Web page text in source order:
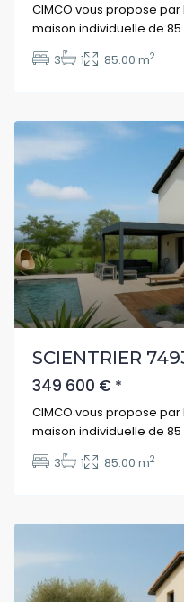
CIMCO vous propose
maison individuelle de
3 1 85.00 m2
SCIENTRIER
349 600 € *
CIMCO vous propose
maison individuelle de
3 1 85.00 m2